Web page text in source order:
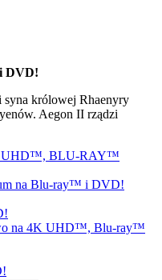
DVD!
królowej Rhaenyry
Aegon II rządzi
UHD™, BLU-RAY™
na Blu-ray™ i DVD!
na 4K UHD™, Blu-ray™